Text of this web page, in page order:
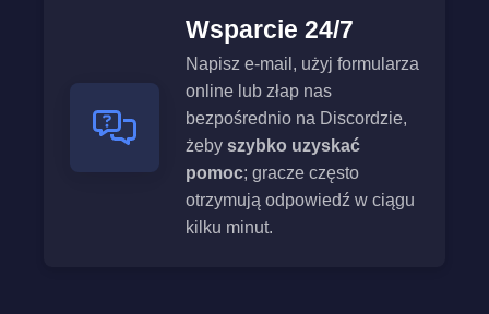
Wsparcie 24/7
Napisz e-mail, użyj formularza
online lub złap nas
bezpośrednio na Discordzie,
żeby szybko uzyskać
pomoc; gracze często
otrzymują odpowiedź w ciągu
kilku minut.